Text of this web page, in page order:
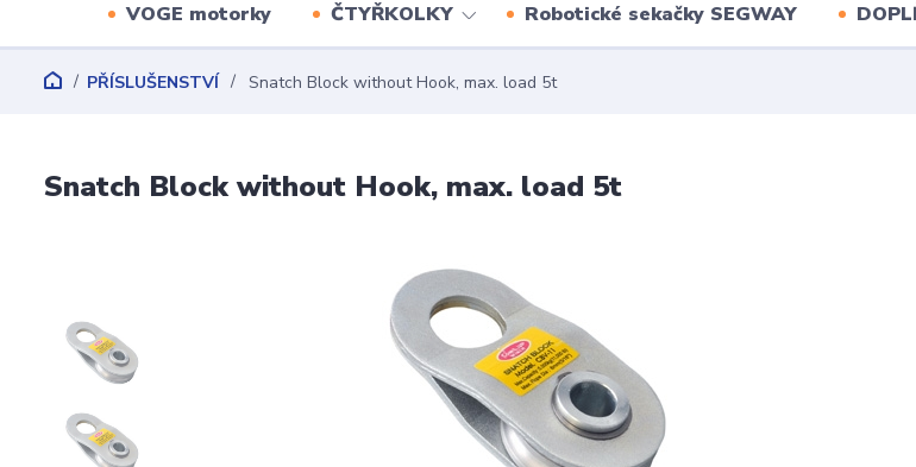
VOGE motorky ČTYŘKOLKY Robotické sekačky SEGWAY
PŘÍSLUŠENSTVÍ Snatch Block without Hook, max. load 5t
Snatch Block without Hook, max. load 5t